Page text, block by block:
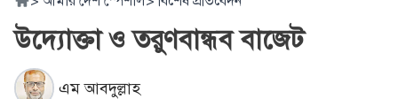
উদ্যোক্তা ও তরুণবান্ধব বাজেট
এম আবদুল্লাহ